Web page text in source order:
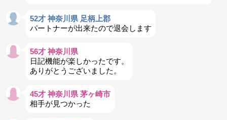
52才 神奈川県 足柄上郡
パートナーが出来たので退会します
56才 神奈川県
日記機能が楽しかったです。
ありがとうございました。
45才 神奈川県 茅ヶ崎市
相手が見つかった